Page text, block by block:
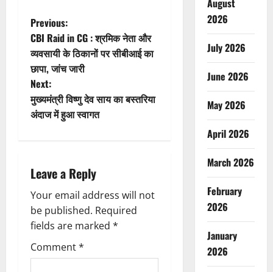
P
o
s
t
v
i
g
a
Previous:
CBI Raid in CG : श्रमिक नेता और
व्यवसायी के ठिकानों पर सीबीआई का
छापा, जांच जारी
Next:
मुख्यमंत्री विष्णु देव साय का बस्तरिया
अंदाज में हुआ स्वागत
Leave a Reply
Your email address will not
be published. Required
fields are marked *
Comment*
August
2026
July 2026
June 2026
May 2026
April 2026
March 2026
February
2026
January
2026